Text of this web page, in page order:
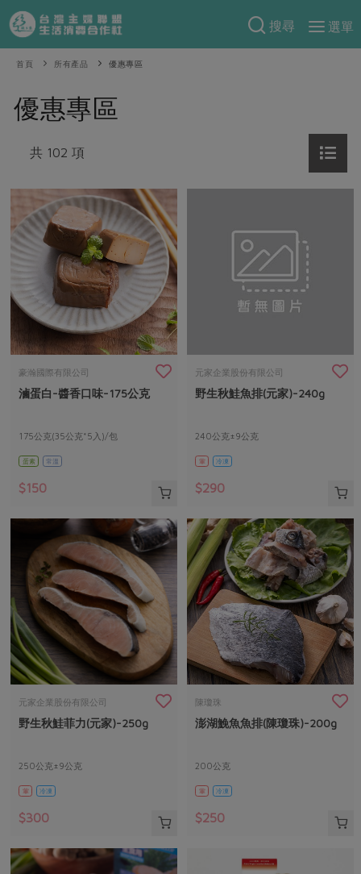
搜尋
選單
產品分類
當季蔬果
一籃菜
芽苗類
奶蛋豆・五穀
肉品・水產
水畜加工品
調理食材・點心
調味醬料/南北貨 烘焙
居家好物
美妝保養 個人清潔
家庭清潔 織品
日用品 圖書禮品
素食專區
樂齡友善
食譜料理
肉食
海鮮
蔬食
蛋料理
料理方式
醬料
湯品．鍋物
涼拌沙拉
飲品
主題食譜
異國料理
年菜食譜
高麗菜海鮮煎餅
把最好的台灣味帶回家！
防災用品預購圓滿結束
2026年端午節預購圓滿結束
更多預購活動
當季產品
傳到心坎裡，誠心又澎派
合作25-精選產品第四彈
更多當季產品
議題活動
主婦聯盟X樂齡網特約優惠案
30%rPET紅烏龍茶
2024農業發展計畫年度報告
更多議題活動
傳到心坎裡，誠心又澎派
觀點文章
主婦食堂 一籃菜真心話
社內大小事 合作聯合國
產品故事
樂齡生活
廚房瑜伽
減硝酸鹽
減塑減廢
公益金 食農教育
更多議題
生活者e週報
綠主張月刊
典藏閱覽室
關於合作社
認識合作社
關於我們
合作社組織
員工與求才
自主把關
檢驗報告
硝酸鹽檢驗
社員權益
合作社法規
社務專區
選舉專區
媒體報導
地區活動
活動報下載
重要公告
首頁 所有產品 優惠專區
優惠專區
共 102 項
豪瀚國際有限公司
滷蛋白-醬香口味-175公克
175公克(35公克*5入)/包
蛋素 常溫
$150
元家企業股份有限公司
野生秋鮭魚排(元家)-240g
240公克±9公克
葷 冷凍
$290
元家企業股份有限公司
野生秋鮭菲力(元家)-250g
250公克±9公克
葷 冷凍
$300
陳瓊珠
澎湖鮸魚魚排(陳瓊珠)-200g
200公克
葷 冷凍
$250